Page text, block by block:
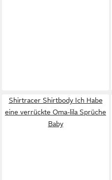
Shirtracer Shirtbody Ich Habe
eine verrückte Oma-lila Sprüche
Baby